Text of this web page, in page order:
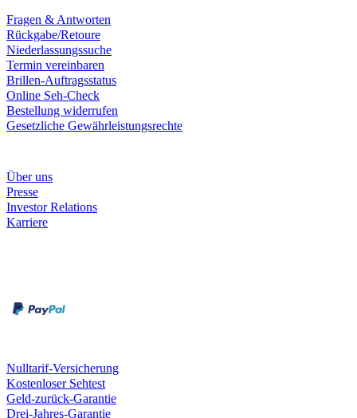
Fragen & Antworten
Rückgabe/Retoure
Niederlassungssuche
Termin vereinbaren
Brillen-Auftragsstatus
Online Seh-Check
Bestellung widerrufen
Gesetzliche Gewährleistungsrechte
Über uns
Presse
Investor Relations
Karriere
Nulltarif-Versicherung
Kostenloser Sehtest
Geld-zurück-Garantie
Drei-Jahres-Garantie